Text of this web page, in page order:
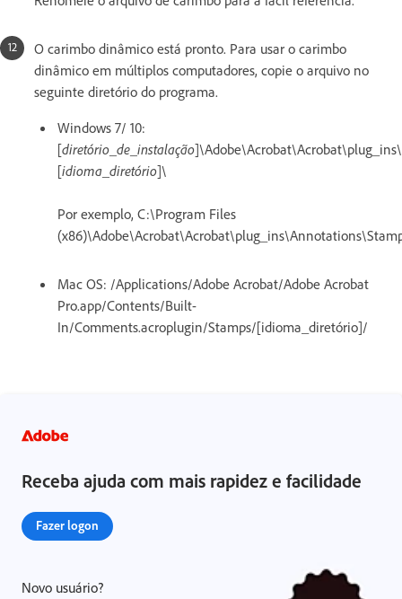
O carimbo dinâmico está pronto. Para usar o carimbo
dinâmico em múltiplos computadores, copie o arquivo no
seguinte diretório do programa.
Windows 7/ 10:
[diretório_de_instalação
[idioma_diretório]\
Por exemplo, C:\Program Files
Mac OS: /Applications/Adobe Acrobat/Adobe Acrobat
Pro.app/Contents/Built-
In/Comments.acroplugin/Stamps/[idioma_diretório]/
Receba ajuda com mais rapidez e facilidade
Fazer logon
Novo usuário?